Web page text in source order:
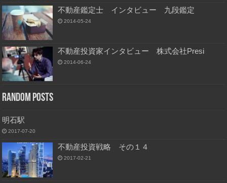
不動産鑑定士 インタビュー 九段鑑定
2014-05-24
不動産投資家インタビュー 株式会社Presi
2014-06-24
Random Posts
明石駅
2017-07-20
不動産投資戦略 その１４
2017-02-21